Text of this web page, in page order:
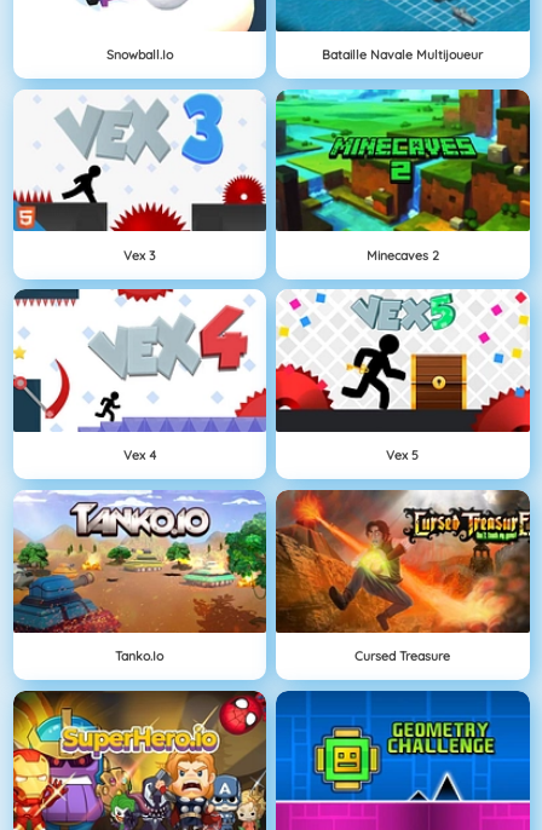
Snowball.io Bataille Navale Multijoueur
Vex 3 Minecaves 2
Vex 4 Vex 5
Tanko.io Cursed Treasure